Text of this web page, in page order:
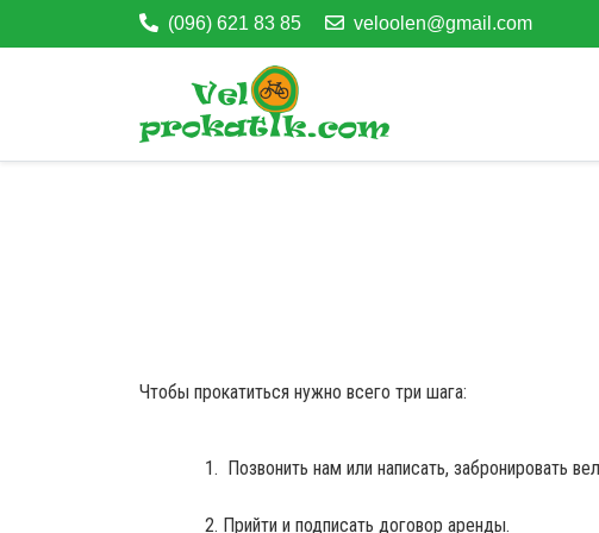
(096) 621 83 85 veloolen@gmail.com
Чтобы прокатиться нужно всего три шага:
Позвонить нам или написать, забронировать
Прийти и подписать договор аренды.